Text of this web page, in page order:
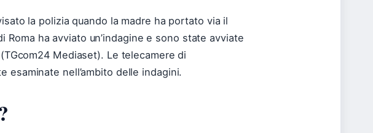
la polizia quando la madre ha portato via il
Roma ha avviato un’indagine e sono state avviate
Mediaset). Le telecamere di
esaminate nell’ambito delle indagini.